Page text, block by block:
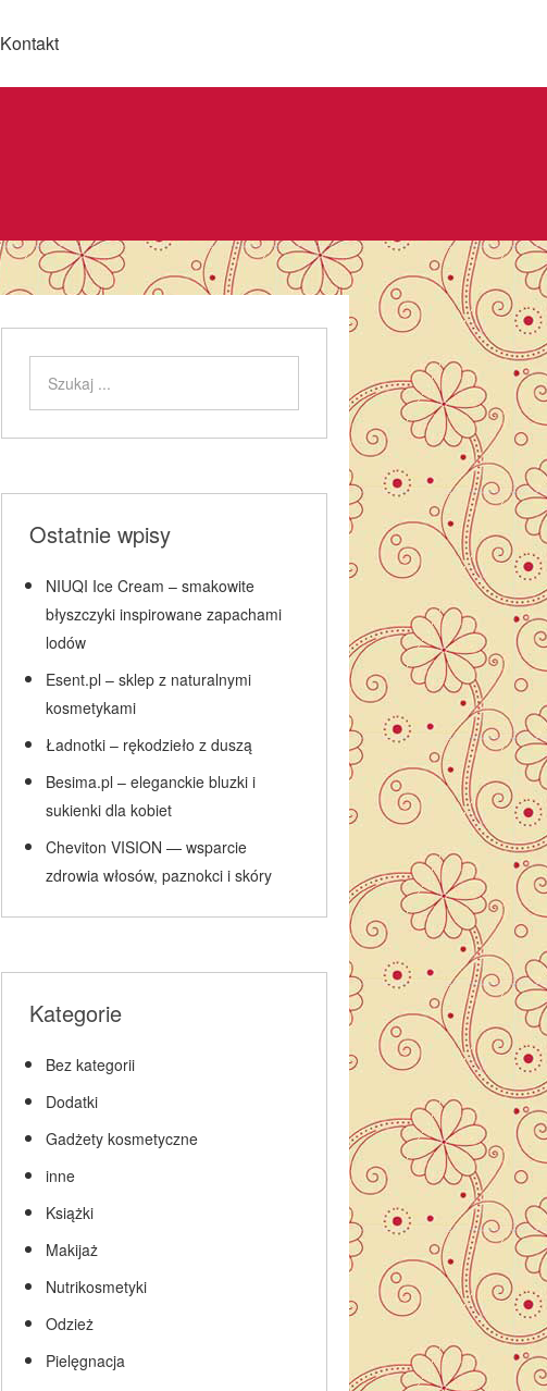
Kontakt
Ostatnie wpisy
NIUQI Ice Cream – smakowite
błyszczyki inspirowane zapachami
lodów
Esent.pl – sklep z naturalnymi
kosmetykami
Ładnotki – rękodzieło z duszą
Besima.pl – eleganckie bluzki i
sukienki dla kobiet
Cheviton VISION — wsparcie
zdrowia włosów, paznokci i skóry
Kategorie
Bez kategorii
Dodatki
Gadżety kosmetyczne
inne
Książki
Makijaż
Nutrikosmetyki
Odzież
Pielęgnacja